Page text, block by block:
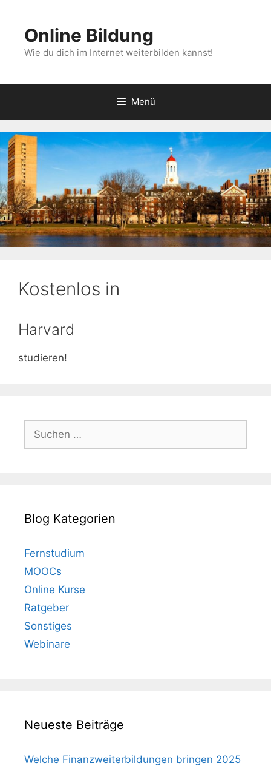
springenOnline Bildung
Wie du dich im Internet weiterbilden kannst!
Menü
Kostenlos in
Harvard
studieren!
nach:
Blog Kategorien
Fernstudium
MOOCs
Online Kurse
Ratgeber
Sonstiges
Webinare
Neueste Beiträge
Welche Finanzweiterbildungen bringen 2025